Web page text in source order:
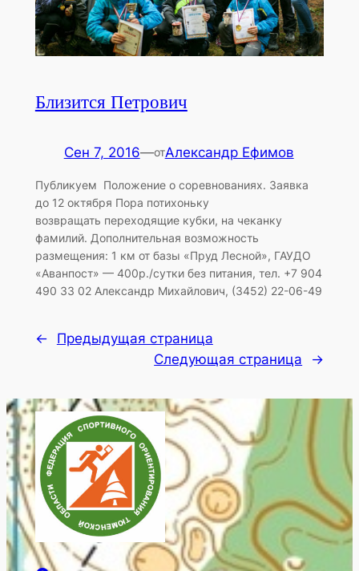
Близится Петрович
Сен 7, 2016—отАлександр Ефимов
Публикуем Положение о соревнованиях. Заявка
до 12 октября Пора потихоньку
возвращать переходящие кубки, на чеканку
фамилий. Дополнительная возможность
размещения: 1 км от базы «Пруд Лесной», ГАУДО
«Аванпост» — 400р./сутки без питания, тел. +7 904
490 33 02 Александр Михайлович, (3452) 22-06-49
←
Предыдущая страница
Следующая страница
→